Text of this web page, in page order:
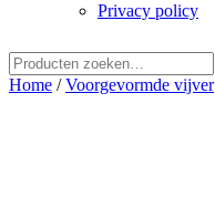
Privacy policy
naar:
Home /Voorgevormde vijver